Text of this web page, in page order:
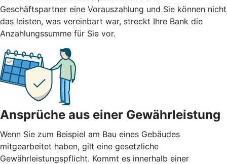
Geschäftspartner eine Vorauszahlung und Sie können nicht
das leisten, was vereinbart war, streckt Ihre Bank die
Anzahlungssumme für Sie vor.
Ansprüche aus einer Gewährleistung
Wenn Sie zum Beispiel am Bau eines Gebäudes
mitgearbeitet haben, gilt eine gesetzliche
Gewährleistungspflicht. Kommt es innerhalb einer